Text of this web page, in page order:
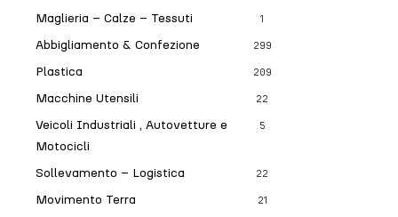
Maglieria – Calze – Tessuti 1
Abbigliamento & Confezione 299
Plastica 209
Macchine Utensili 22
Veicoli Industriali , Autovetture e
Motocicli
5
Sollevamento – Logistica 22
Movimento Terra 21